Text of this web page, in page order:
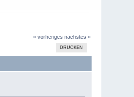
« vorheriges nächstes »
DRUCKEN